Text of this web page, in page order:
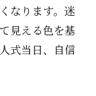
なります。迷
見える色を基
式当日、自信